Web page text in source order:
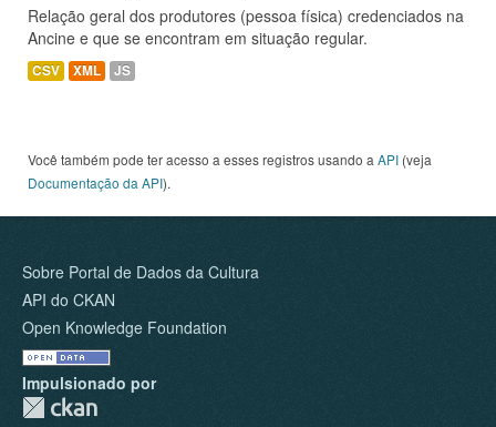
Relação geral dos produtores (pessoa física) credenciados na
Ancine e que se encontram em situação regular.
CSV XML JS
Você também pode ter acesso a esses registros usando a API (veja
Documentação da API).
Sobre Portal de Dados da Cultura
API do CKAN
Open Knowledge Foundation
Impulsionado por